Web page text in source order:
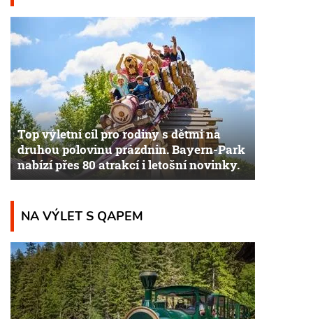
Top výletní cíl pro rodiny s dětmi na
druhou polovinu prázdnin. Bayern-Park
nabízí přes 80 atrakcí i letošní novinky.
NA VÝLET S QAPEM